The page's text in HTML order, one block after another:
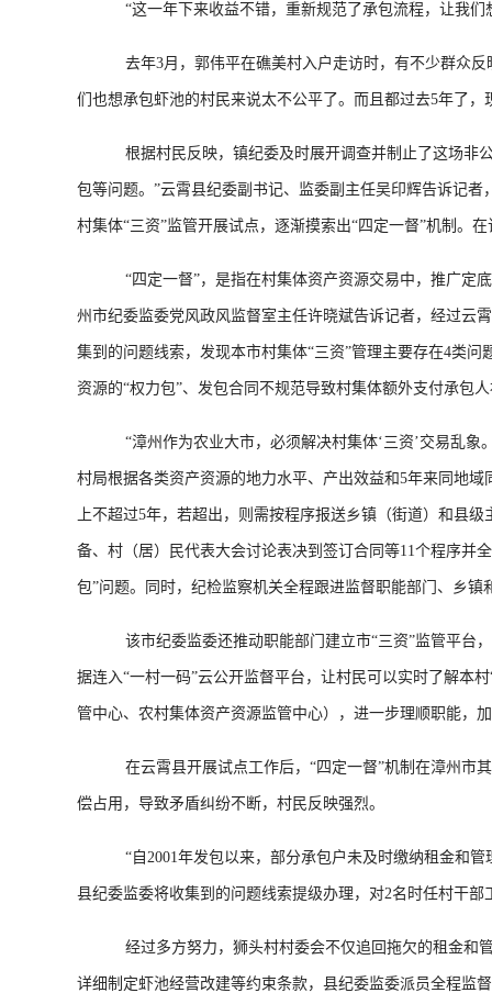
“这一年下来收益不错，重新规范了承包流程，让我们
去年3月，郭伟平在礁美村入户走访时，有不少群众反
们也想承包虾池的村民来说太不公平了。而且都过去5年了，
根据村民反映，镇纪委及时展开调查并制止了这场非公
包等问题。”云霄县纪委副书记、监委副主任吴印辉告诉记
村集体“三资”监管开展试点，逐渐摸索出“四定一督”机制。
“四定一督”，是指在村集体资产资源交易中，推广定底
州市纪委监委党风政风监督室主任许晓斌告诉记者，经过云
集到的问题线索，发现本市村集体“三资”管理主要存在4类
资源的“权力包”、发包合同不规范导致村集体额外支付承包
“漳州作为农业大市，必须解决村集体‘三资’交易乱象
村局根据各类资产资源的地力水平、产出效益和5年来同地
上不超过5年，若超出，则需按程序报送乡镇（街道）和县
备、村（居）民代表大会讨论表决到签订合同等11个程序并
包”问题。同时，纪检监察机关全程跟进监督职能部门、乡
该市纪委监委还推动职能部门建立市“三资”监管平台，
据连入“一村一码”云公开监督平台，让村民可以实时了解本
管中心、农村集体资产资源监管中心），进一步理顺职能，
在云霄县开展试点工作后，“四定一督”机制在漳州市其
偿占用，导致矛盾纠纷不断，村民反映强烈。
“自2001年发包以来，部分承包户未及时缴纳租金和管
县纪委监委将收集到的问题线索提级办理，对2名时任村干
经过多方努力，狮头村村委会不仅追回拖欠的租金和管
详细制定虾池经营改建等约束条款，县纪委监委派员全程监